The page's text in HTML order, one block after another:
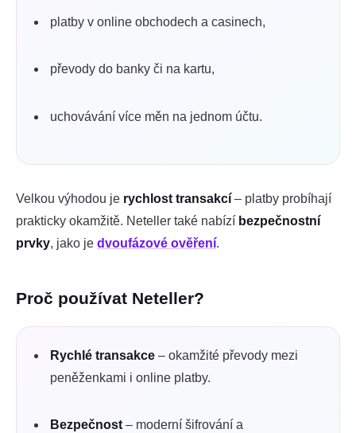
platby v online obchodech a casinech,
převody do banky či na kartu,
uchovávání více měn na jednom účtu.
Velkou výhodou je rychlost transakcí – platby probíhají
prakticky okamžitě. Neteller také nabízí bezpečnostní
prvky, jako je dvoufázové ověření.
Proč používat Neteller?
Rychlé transakce – okamžité převody mezi
peněženkami i online platby.
Bezpečnost – moderní šifrování a